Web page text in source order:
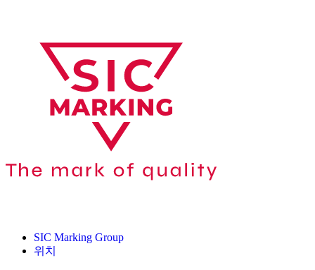
SIC Marking Group
위치